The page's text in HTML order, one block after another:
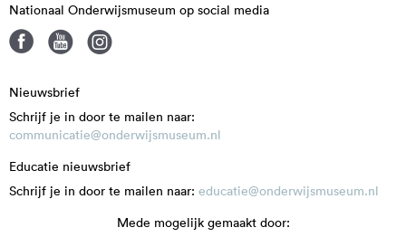
Nationaal Onderwijsmuseum op social media
Nieuwsbrief
Schrijf je in door te mailen naar:
communicatie@onderwijsmuseum.nl
Educatie nieuwsbrief
Schrijf je in door te mailen naar: educatie@onderwijsmuseum.nl
Mede mogelijk gemaakt door: